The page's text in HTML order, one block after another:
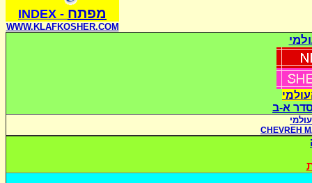
מפתח -
INDEX
WWW.KLAFKOSHER.COM
סדר א-ב
CHEVREH